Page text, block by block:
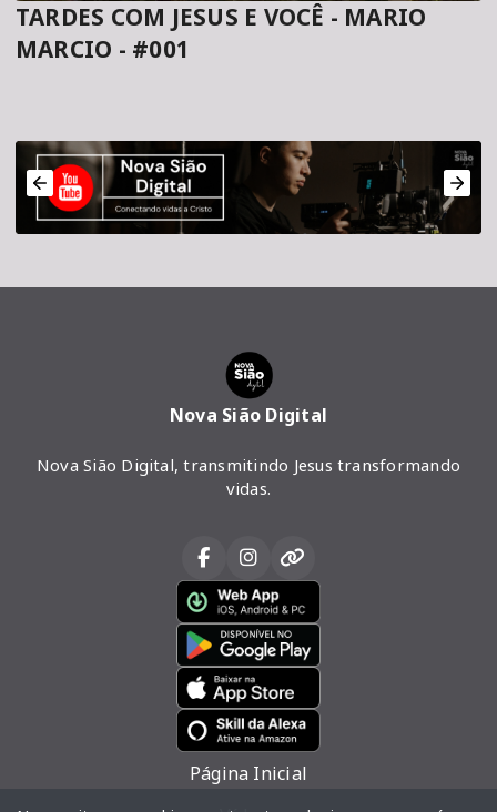
TARDES COM JESUS E VOCÊ - MARIO
MARCIO - #001
Nova Sião Digital
Nova Sião Digital, transmitindo Jesus transformando
vidas.
Página Inicial